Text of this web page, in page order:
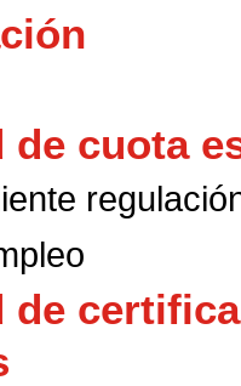
cuota
de